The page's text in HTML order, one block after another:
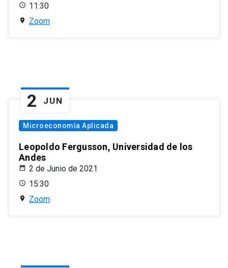
11:30
Zoom
2 JUN
Microeconomía Aplicada
Leopoldo Fergusson, Universidad de los
Andes
2 de Junio de 2021
15:30
Zoom